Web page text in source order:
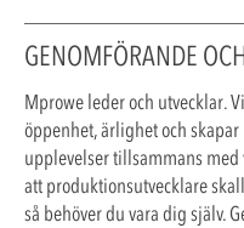
​GENOMFÖRANDE
Mprowe leder och utvecklar.
öppenhet, ärlighet och
upplevelser tillsammans med
att produktionsutvecklare
så behöver du vara dig själv.